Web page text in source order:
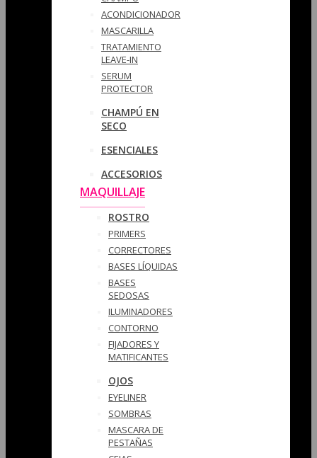
ACONDICIONADOR
MASCARILLA
TRATAMIENTO
LEAVE-IN
SERUM
PROTECTOR
CHAMPÚ EN
SECO
ESENCIALES
ACCESORIOS
MAQUILLAJE
ROSTRO
PRIMERS
CORRECTORES
BASES LÍQUIDAS
BASES
SEDOSAS
ILUMINADORES
CONTORNO
FIJADORES Y
MATIFICANTES
OJOS
EYELINER
SOMBRAS
MASCARA DE
PESTAÑAS